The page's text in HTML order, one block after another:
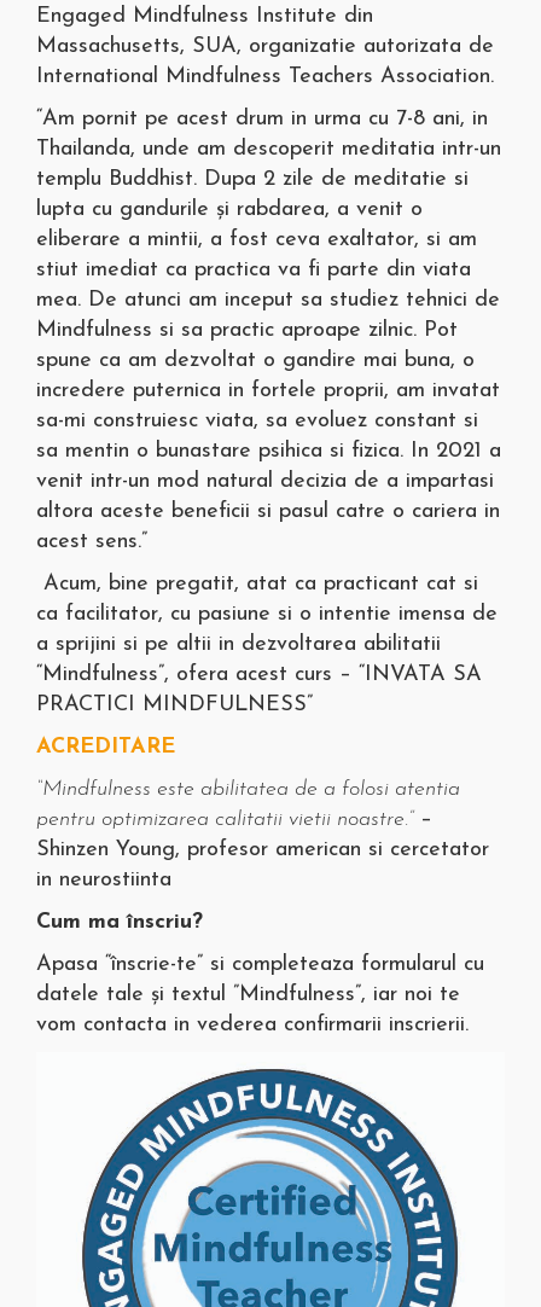
Engaged Mindfulness Institute din
Massachusetts, SUA, organizatie autorizata de
International Mindfulness Teachers Association.
“Am pornit pe acest drum in urma cu 7-8 ani, in
Thailanda, unde am descoperit meditatia intr-un
templu Buddhist. Dupa 2 zile de meditatie si
lupta cu gandurile și rabdarea, a venit o
eliberare a mintii, a fost ceva exaltator, si am
stiut imediat ca practica va fi parte din viata
mea. De atunci am inceput sa studiez tehnici de
Mindfulness si sa practic aproape zilnic. Pot
spune ca am dezvoltat o gandire mai buna, o
incredere puternica in fortele proprii, am invatat
sa-mi construiesc viata, sa evoluez constant si
sa mentin o bunastare psihica si fizica. In 2021 a
venit intr-un mod natural decizia de a impartasi
altora aceste beneficii si pasul catre o cariera in
acest sens.”
Acum, bine pregatit, atat ca practicant cat si
ca facilitator, cu pasiune si o intentie imensa de
a sprijini si pe altii in dezvoltarea abilitatii
“Mindfulness”, ofera acest curs – “INVATA SA
PRACTICI MINDFULNESS”
ACREDITARE
“Mindfulness este abilitatea de a folosi atentia
pentru optimizarea calitatii vietii noastre.”–
Shinzen Young, profesor american si cercetator
in neurostiinta
Cum ma înscriu?
Apasa “înscrie-te” si completeaza formularul cu
datele tale și textul ”Mindfulness”, iar noi te
vom contacta in vederea confirmarii inscrierii.